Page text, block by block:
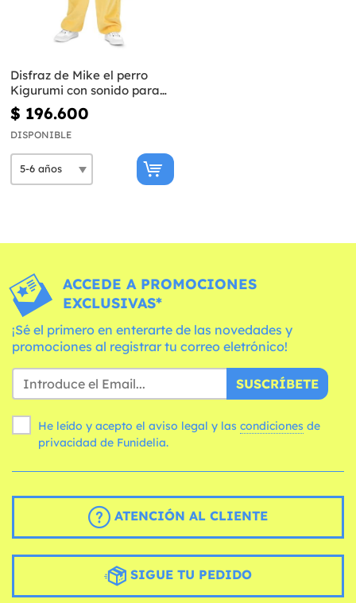
Disfraz de Mike el perro
Kigurumi con sonido para
niños - Mikecrack
$ 196.600
DISPONIBLE
ACCEDE A PROMOCIONES
EXCLUSIVAS*
¡Sé el primero en enterarte de las novedades y
promociones al registrar tu correo eletrónico!
SUSCRÍBETE
He leído y acepto el aviso legal y las condiciones
privacidad de Funidelia.
ATENCIÓN AL CLIENTE
SIGUE TU PEDIDO